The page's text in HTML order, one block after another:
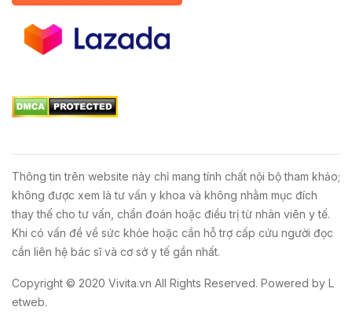
Thông tin trên website này chỉ mang tính chất nội bộ tham khảo;
không được xem là tư vấn y khoa và không nhằm mục đích
thay thế cho tư vấn, chẩn đoán hoặc điều trị từ nhân viên y tế.
Khi có vấn đề về sức khỏe hoặc cần hỗ trợ cấp cứu người đọc
cần liên hệ bác sĩ và cơ sở y tế gần nhất.
Copyright © 2020 Vivita.vn All Rights Reserved. Powered by L
etweb.